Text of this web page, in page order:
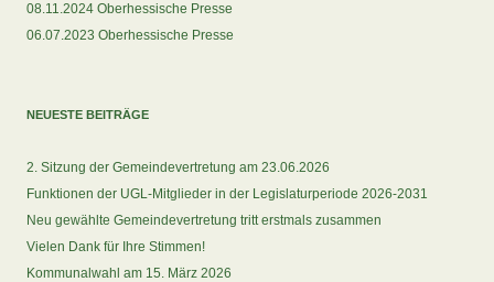
08.11.2024 Oberhessische Presse
06.07.2023 Oberhessische Presse
NEUESTE BEITRÄGE
2. Sitzung der Gemeindevertretung am 23.06.2026
Funktionen der UGL-Mitglieder in der Legislaturperiode 2026-2031
Neu gewählte Gemeindevertretung tritt erstmals zusammen
Vielen Dank für Ihre Stimmen!
Kommunalwahl am 15. März 2026